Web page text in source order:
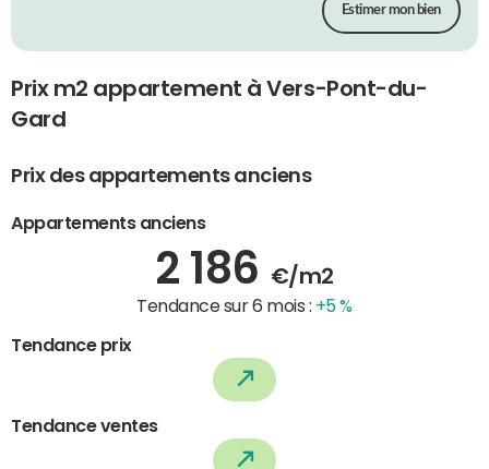
Estimer mon bien
Prix m2 appartement à Vers-Pont-du-
Gard
Prix des appartements anciens
Appartements anciens
2 186 €/m2
Tendance sur 6 mois : +5 %
Tendance prix
Tendance ventes